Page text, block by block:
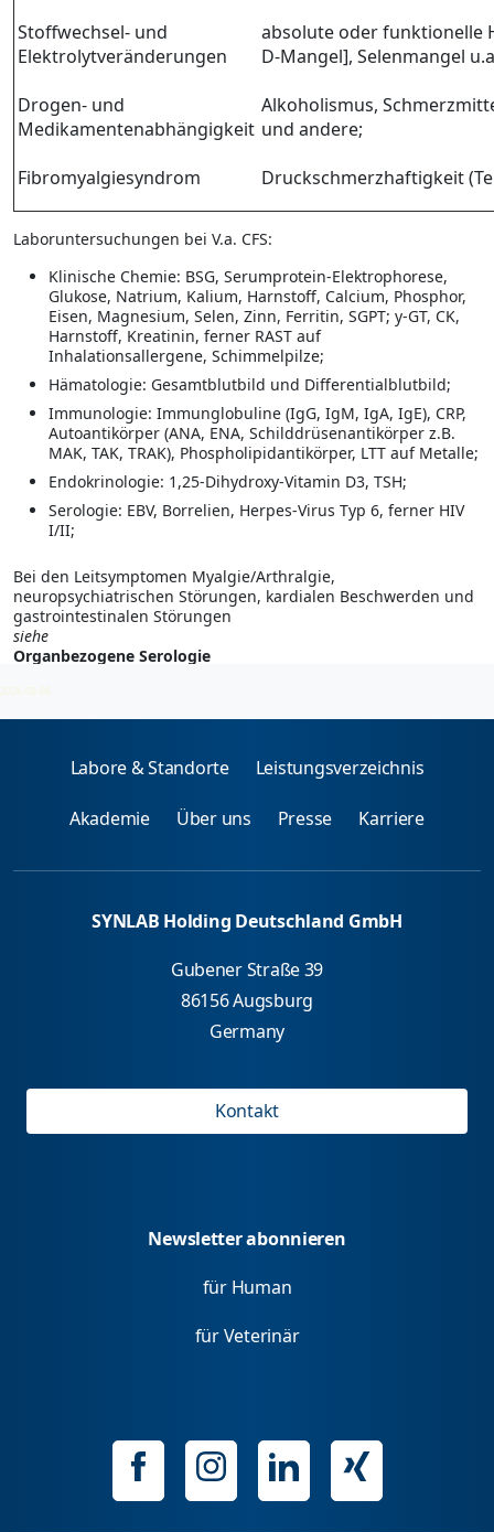
Stoffwechsel- und
Elektrolytveränderungen
absolute oder funktionelle
D-Mangel], Selenmangel
Drogen- und
Medikamentenabhängigkeit
Alkoholismus,
und andere;
Fibromyalgiesyndrom
Druckschmerzhaftigkeit
Laboruntersuchungen bei V.a. CFS:
Klinische Chemie: BSG, Serumprotein-Elektrophorese,
Glukose, Natrium, Kalium, Harnstoff, Calcium, Phosphor,
Eisen, Magnesium, Selen, Zinn, Ferritin, SGPT; y-GT, CK,
Harnstoff, Kreatinin, ferner RAST auf
Inhalationsallergene, Schimmelpilze;
Hämatologie: Gesamtblutbild und Differentialblutbild;
Immunologie: Immunglobuline (IgG, IgM, IgA, IgE), CRP,
Autoantikörper (ANA, ENA, Schilddrüsenantikörper z.B.
MAK, TAK, TRAK), Phospholipidantikörper, LTT auf Metalle;
Endokrinologie: 1,25-Dihydroxy-Vitamin D3, TSH;
Serologie: EBV, Borrelien, Herpes-Virus Typ 6, ferner HIV
I/II;
Bei den Leitsymptomen Myalgie/Arthralgie,
neuropsychiatrischen Störungen, kardialen Beschwerden und
gastrointestinalen Störungen
siehe
Organbezogene Serologie
2026-08-08
Labore & Standorte Leistungsverzeichnis
Akademie Über uns Presse Karriere
SYNLAB Holding Deutschland GmbH
Gubener Straße 39
86156 Augsburg
Germany
Kontakt
Newsletter abonnieren
für Human
für Veterinär